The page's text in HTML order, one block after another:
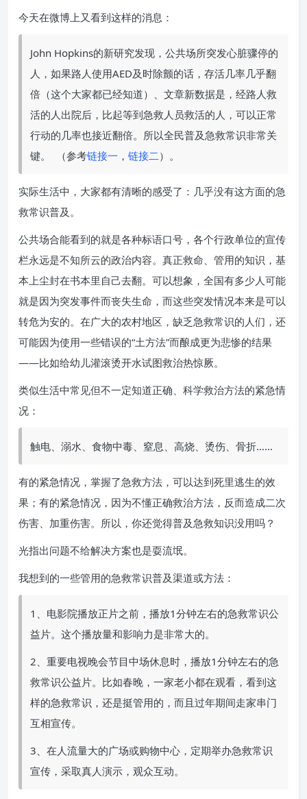
今天在微博上又看到这样的消息：
John Hopkins的新研究发现，公共场所突发心脏骤停的
人，如果路人使用AED及时除颤的话，存活几率几乎翻
倍（这个大家都已经知道）、文章新数据是，经路人救
活的人出院后，比起等到急救人员救活的人，可以正常
行动的几率也接近翻倍。所以全民普及急救常识非常关
键。 ​​​​ （参考链接一 ， 链接二）。
实际生活中，大家都有清晰的感受了：几乎没有这方面的急
救常识普及。
公共场合能看到的就是各种标语口号，各个行政单位的宣传
栏永远是不知所云的政治内容。真正救命、管用的知识，基
本上尘封在书本里自己去翻。可以想象，全国有多少人可能
就是因为突发事件而丧失生命，而这些突发情况本来是可以
转危为安的。在广大的农村地区，缺乏急救常识的人们，还
可能因为使用一些错误的“土方法”而酿成更为悲惨的结果
——比如给幼儿灌滚烫开水试图救治热惊厥。
类似生活中常见但不一定知道正确、科学救治方法的紧急情
况：
触电、溺水、食物中毒、窒息、高烧、烫伤、骨折……
有的紧急情况，掌握了急救方法，可以达到死里逃生的效
果；有的紧急情况，因为不懂正确救治方法，反而造成二次
伤害、加重伤害。所以，你还觉得普及急救知识没用吗？
光指出问题不给解决方案也是耍流氓。
我想到的一些管用的急救常识普及渠道或方法：
1、电影院播放正片之前，播放1分钟左右的急救常识公
益片。这个播放量和影响力是非常大的。
2、重要电视晚会节目中场休息时，播放1分钟左右的急
救常识公益片。比如春晚，一家老小都在观看，看到这
样的急救常识，还是挺管用的，而且过年期间走家串门
互相宣传。
3、在人流量大的广场或购物中心，定期举办急救常识
宣传，采取真人演示，观众互动。